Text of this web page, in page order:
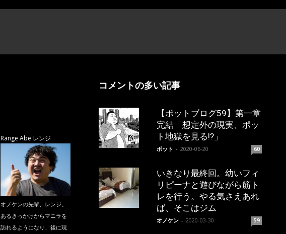
Range Abe レンジ
オノケンの先輩、レンジ。
あるきっかけからマニラを
訪れるようになり、後に現
コメントの多い記事
【ポットブログ59】第一章
完結「想定外の現実、ポッ
ト地獄を見る!?」
ポット - 2020-06-20 60
いきなり最終回。幼いフィ
リピーナと遊びながら筋ト
レを行う。やる気さえあれ
ば、そこはジム
オノケン - 2020-03-30 59